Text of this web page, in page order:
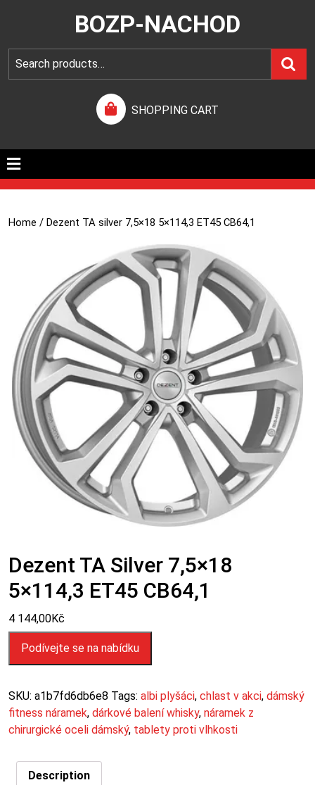
BOZP-NACHOD
SHOPPING CART
Home / Dezent TA silver 7,5×18 5×114,3 ET45 CB64,1
Dezent TA Silver 7,5×18
5×114,3 ET45 CB64,1
4 144,00Kč
Podívejte se na nabídku
SKU: a1b7fd6db6e8 Tags: albi plyšáci, chlast v akci, dámský
fitness náramek, dárkové balení whisky, náramek z
chirurgické oceli dámský, tablety proti vlhkosti
Description